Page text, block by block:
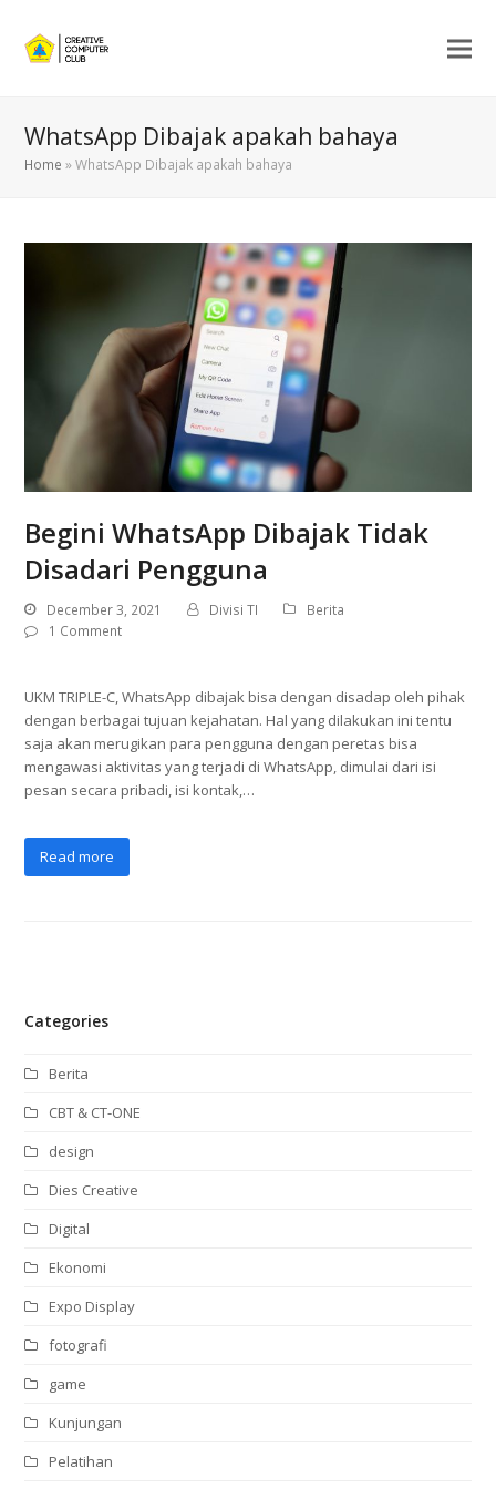
WhatsApp Dibajak apakah bahaya
Home »WhatsApp Dibajak apakah bahaya
Begini WhatsApp Dibajak Tidak
Disadari Pengguna
December 3, 2021 Divisi TI
Berita
1 Comment
UKM TRIPLE-C, WhatsApp dibajak bisa dengan disadap oleh pihak
dengan berbagai tujuan kejahatan. Hal yang dilakukan ini tentu
saja akan merugikan para pengguna dengan peretas bisa
mengawasi aktivitas yang terjadi di WhatsApp, dimulai dari isi
pesan secara pribadi, isi kontak,…
Read more
Categories
Berita
CBT & CT-ONE
design
Dies Creative
Digital
Ekonomi
Expo Display
fotografi
game
Kunjungan
Pelatihan